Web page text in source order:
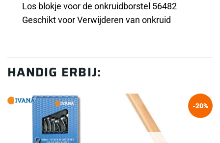
Los blokje voor de onkruidborstel 56482
Geschikt voor Verwijderen van onkruid
HANDIG ERBIJ:
-20%